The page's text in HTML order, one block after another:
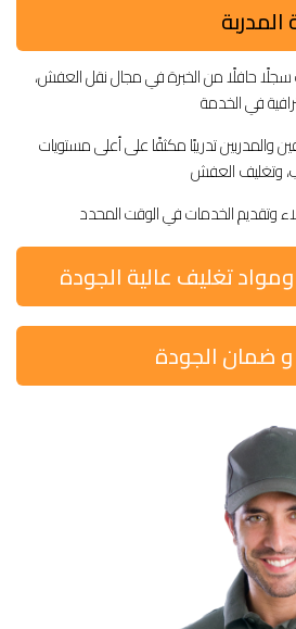
المدربة
حافلًا من الخبرة في مجال نقل العفش،
والمدربين تدريبًا مكثفًا على أعلى مستويات
وتقديم الخدمات في الوقت المحدد
تغليف عالية الجودة
و ضمان الجودة